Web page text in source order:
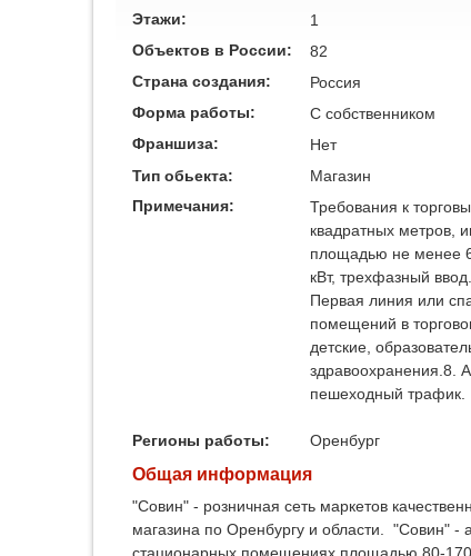
Этажи:
1
Объектов в России:
82
Страна создания:
Россия
Форма работы:
C собственником
Франшиза:
Нет
Тип обьекта:
Магазин
Примечания:
Требования к
квадратных метров,
площадью не менее
кВт, трехфазный
Первая линия или
помещений в
детские,
здравоохранения.8.
пешеходный трафик.
Регионы работы: Оренбург
Общая информация
"Совин" - розничная сеть маркетов
магазина по Оренбургу и области. "Совин" -